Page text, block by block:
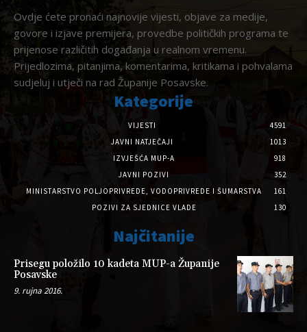
Ovdje ćete pronaći najnovije vijesti, objave za medije,
govore i izjave premijera, provedbe političkih programa te
prijenose različitih događanja u realnom vremenu.
Prijedlozima, pitanjima, komentarima, kritikama i pohvalama
sudjeluj i utječi na rad Županije Posavske.
Kategorije
VIJESTI
4591
JAVNI NATJEČAJI
1013
IZVJEŠĆA MUP-A
918
JAVNI POZIVI
352
MINISTARSTVO POLJOPRIVREDE, VODOPRIVREDE I ŠUMARSTVA
161
POZIVI ZA SJEDNICE VLADE
130
Najčitanije
Prisegu položilo 10 kadeta MUP-a Županije
Posavske
9. rujna 2016.